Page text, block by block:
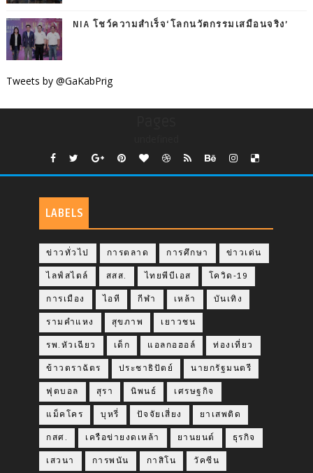
NIA โชว์ความสำเร็จ‘โลกนวัตกรรมเสมือนจริง’
Tweets by @GaKabPrig
LABELS
ข่าวทั่วไป การตลาด การศึกษา ข่าวเด่น
ไลฟ์สไตล์ สสส. ไทยพีบีเอส โควิด-19
การเมือง ไอที กีฬา เหล้า บันเทิง
รามคำแหง สุขภาพ เยาวชน
รพ.หัวเฉียว เด็ก แอลกอฮอล์ ท่องเที่ยว
ข้าวตราฉัตร ประชาธิปัตย์ นายกรัฐมนตรี
ฟุตบอล สุรา นิพนธ์ เศรษฐกิจ
แม็คโคร บุหรี่ ปัจจัยเสี่ยง ยาเสพติด
กสศ. เครือข่ายงดเหล้า ยานยนต์ ธุรกิจ
เสวนา การพนัน กาสิโน วัคซีน